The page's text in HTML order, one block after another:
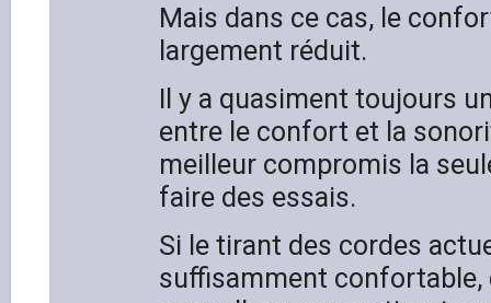
Mais dans ce cas, le
largement réduit.
Il y a quasiment toujours
entre le confort et la
meilleur compromis la
faire des essais.
Si le tirant des cordes
suffisamment confortable,